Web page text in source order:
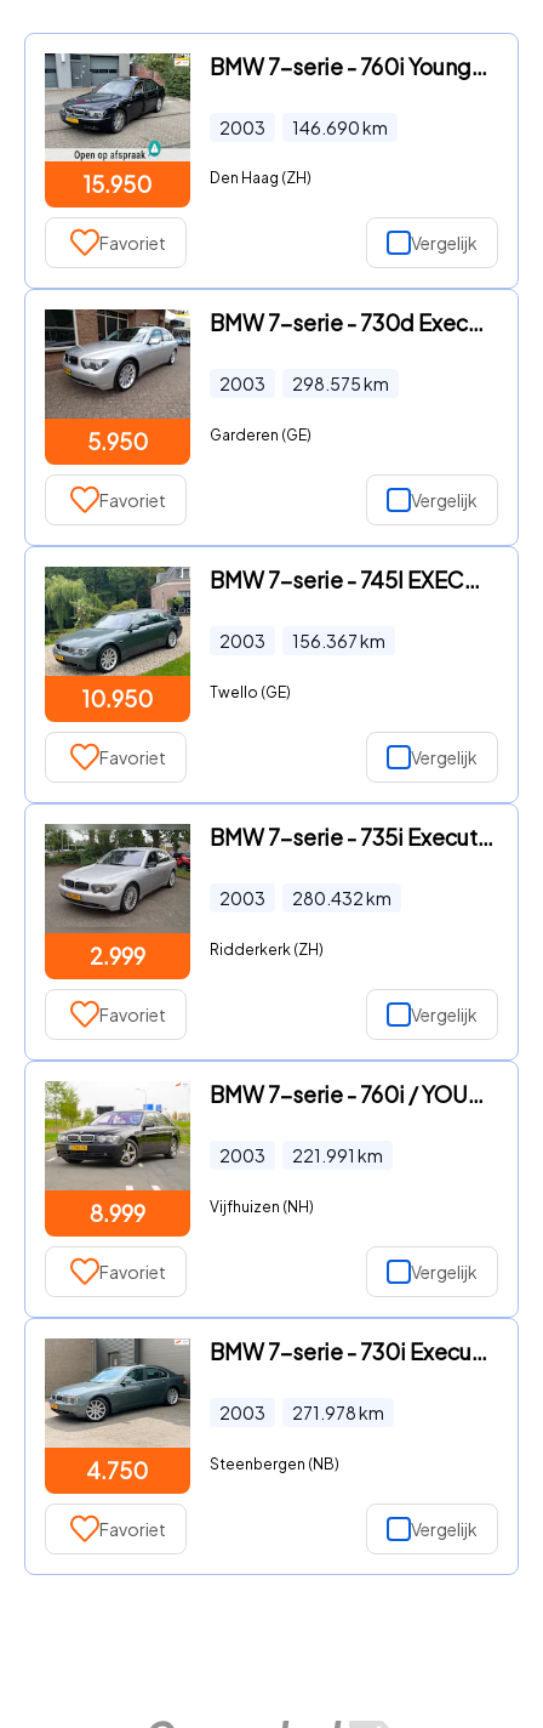
15.950
BMW 7-serie - 760i Youngtimer
2003 146.690km
Den Haag (ZH)
Favoriet Vergelijk
5.950
BMW 7-serie - 730d Executive Automaat / leder / Navi / Schuifdak
2003 298.575km
Garderen (GE)
Favoriet Vergelijk
10.950
BMW 7-serie - 745I EXECUTIVE automaat Vol opties #TIJDLOOS
2003 156.367km
Twello (GE)
Favoriet Vergelijk
2.999
BMW 7-serie - 735i Executive
2003 280.432km
Ridderkerk (ZH)
Favoriet Vergelijk
8.999
BMW 7-serie - 760i / YOUNGTIMER / OPEN DAK / ZEER NETTE STAAT / NET GROTE
2003 221.991 km
Vijfhuizen (NH)
Favoriet Vergelijk
4.750
BMW 7-serie - 730i Executive
2003 271.978km
Steenbergen (NB)
Favoriet Vergelijk